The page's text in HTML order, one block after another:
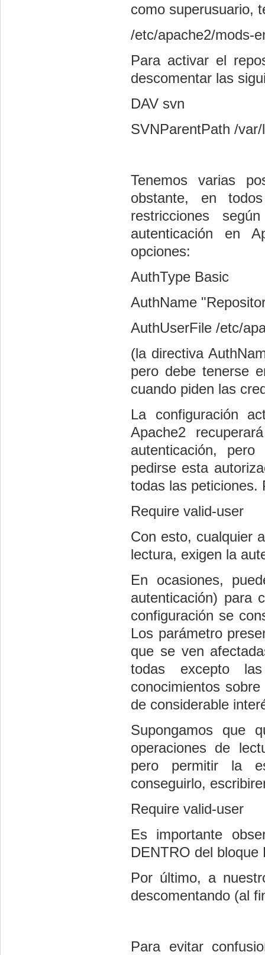
como superusuario,
/etc/apache2/mods-
Para activar el
descomentar las
DAV svn
SVNParentPath /
Tenemos varias
obstante, en
restricciones
autenticación en
opciones:
AuthType Basic
AuthName
AuthUserFile /etc/
(la directiva
pero debe tenerse
cuando piden las
La configuración
Apache2
autenticación,
pedirse esta
todas las peticiones.
Require valid-user
Con esto, cualquier
lectura, exigen la
En ocasiones,
autenticación) para
configuración se
Los parámetro
que se ven
todas excepto
conocimientos
de considerable
Supongamos que
operaciones de
pero permitir la
conseguirlo,
Require valid-user
Es importante
DENTRO del bloque
Por último, a
descomentando (al
Para evitar